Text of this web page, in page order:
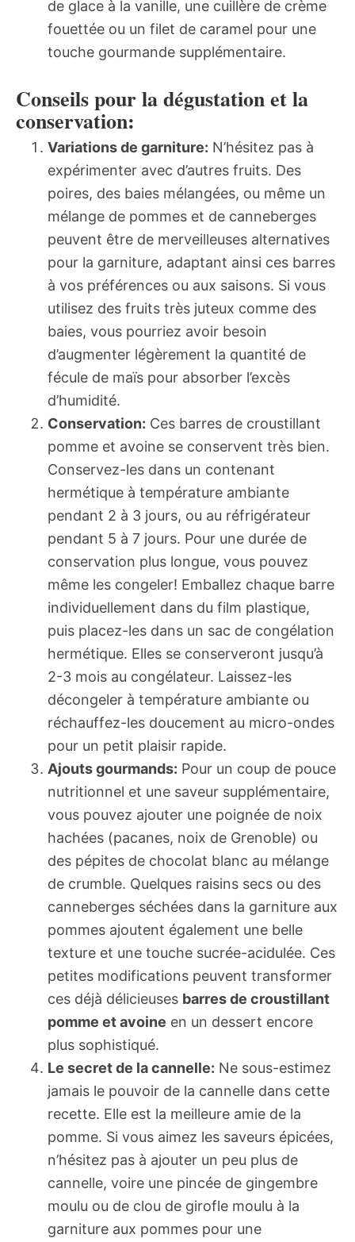
de glace à la vanille, une cuillère de crème
fouettée ou un filet de caramel pour une
touche gourmande supplémentaire.
Conseils pour la dégustation et la
conservation:
Variations de garniture: N’hésitez pas à
expérimenter avec d’autres fruits. Des
poires, des baies mélangées, ou même un
mélange de pommes et de canneberges
peuvent être de merveilleuses alternatives
pour la garniture, adaptant ainsi ces barres
à vos préférences ou aux saisons. Si vous
utilisez des fruits très juteux comme des
baies, vous pourriez avoir besoin
d’augmenter légèrement la quantité de
fécule de maïs pour absorber l’excès
d’humidité.
Conservation: Ces barres de croustillant
pomme et avoine se conservent très bien.
Conservez-les dans un contenant
hermétique à température ambiante
pendant 2 à 3 jours, ou au réfrigérateur
pendant 5 à 7 jours. Pour une durée de
conservation plus longue, vous pouvez
même les congeler! Emballez chaque barre
individuellement dans du film plastique,
puis placez-les dans un sac de congélation
hermétique. Elles se conserveront jusqu’à
2-3 mois au congélateur. Laissez-les
décongeler à température ambiante ou
réchauffez-les doucement au micro-ondes
pour un petit plaisir rapide.
Ajouts gourmands: Pour un coup de pouce
nutritionnel et une saveur supplémentaire,
vous pouvez ajouter une poignée de noix
hachées (pacanes, noix de Grenoble) ou
des pépites de chocolat blanc au mélange
de crumble. Quelques raisins secs ou des
canneberges séchées dans la garniture aux
pommes ajoutent également une belle
texture et une touche sucrée-acidulée. Ces
petites modifications peuvent transformer
ces déjà délicieuses barres de croustillant
pomme et avoine en un dessert encore
plus sophistiqué.
Le secret de la cannelle: Ne sous-estimez
jamais le pouvoir de la cannelle dans cette
recette. Elle est la meilleure amie de la
pomme. Si vous aimez les saveurs épicées,
n’hésitez pas à ajouter un peu plus de
cannelle, voire une pincée de gingembre
moulu ou de clou de girofle moulu à la
garniture aux pommes pour une